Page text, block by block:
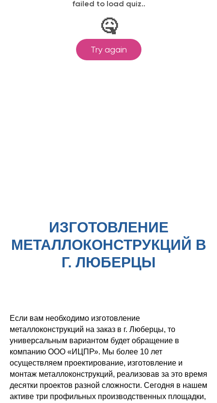
ИЗГОТОВЛЕНИЕ
МЕТАЛЛОКОНСТРУКЦИЙ В
Г. ЛЮБЕРЦЫ
Если вам необходимо изготовление
металлоконструкций на заказ в г. Люберцы, то
универсальным вариантом будет обращение в
компанию ООО «ИЦПР». Мы более 10 лет
осуществляем проектирование, изготовление и
монтаж металлоконструкций, реализовав за это время
десятки проектов разной сложности. Сегодня в нашем
активе три профильных производственных площадки,